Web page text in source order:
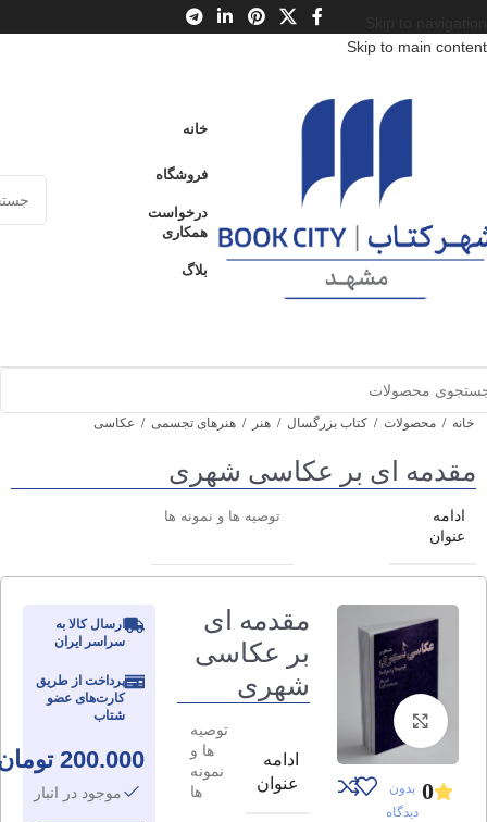
Skip to main content
خانه
فروشگاه
درخواست
همکاری
بلاگ
خانه / محصولات / کتاب بزرگسال / هنر / هنرهای تجسمی / عکاسی
مقدمه ای بر عکاسی شهری
ادامه
عنوان
توصیه ها و نمونه ها
0 بدون
دیدگاه
مقدمه ای
بر عکاسی
شهری
ادامه
عنوان
توصیه
ها و
نمونه
ها
ارسال کالا به
سراسر ایران
پرداخت از طریق
کارت‌های عضو
شتاب
200.000
موجود در انبار